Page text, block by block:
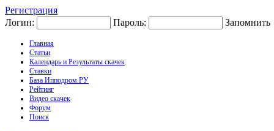
Регистрация
Логин:
Пароль: Запомнить
Главная
Статьи
Календарь и Результаты скачек
Ставки
База Ипподром.РУ
Рейтинг
Видео скачек
Форум
Поиск